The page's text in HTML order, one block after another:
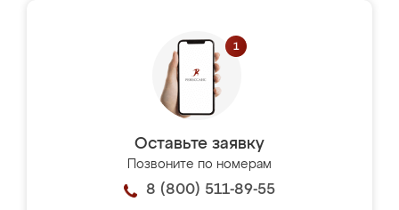
Оставьте заявку
Позвоните по номерам
8 (800) 511-89-55